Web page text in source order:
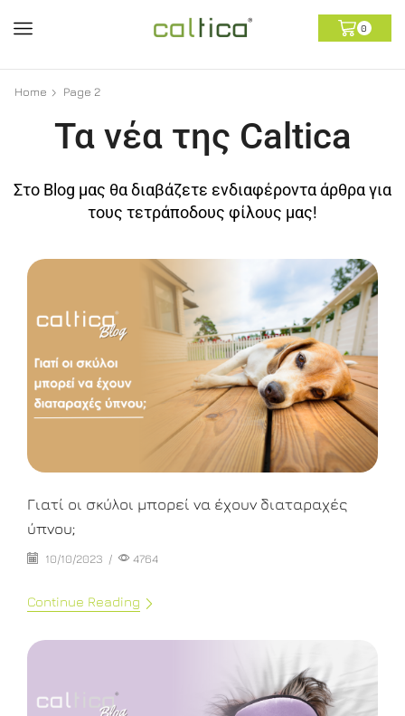
0
Home Page 2
Τα νέα της Caltica
Στο Blog μας θα διαβάζετε ενδιαφέροντα άρθρα για
τους τετράποδους φίλους μας!
Γιατί οι σκύλοι μπορεί να έχουν διαταραχές
ύπνου;
10/10/2023 / 4764
Continue Reading